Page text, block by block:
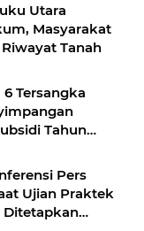
Utara
Masyarakat
Tanah
Tersangka
Tahun
Tipikor Pers
Ujian Praktek
Ditetapkan